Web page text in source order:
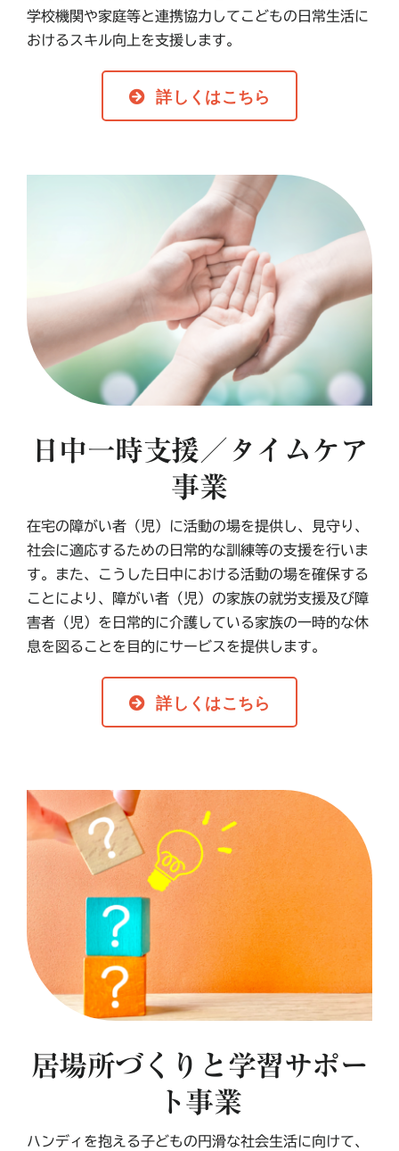
学校機関や家庭等と連携協力してこどもの日常生活に
おけるスキル向上を支援します。
詳しくはこちら
日中一時支援／タイムケア
事業
在宅の障がい者（児）に活動の場を提供し、見守り、
社会に適応するための日常的な訓練等の支援を行いま
す。また、こうした日中における活動の場を確保する
ことにより、障がい者（児）の家族の就労支援及び障
害者（児）を日常的に介護している家族の一時的な休
息を図ることを目的にサービスを提供します。
詳しくはこちら
居場所づくりと学習サポー
ト事業
ハンディを抱える子どもの円滑な社会生活に向けて、